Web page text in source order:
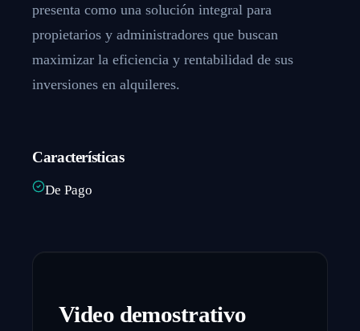
presenta como una solución integral para
propietarios y administradores que buscan
maximizar la eficiencia y rentabilidad de sus
inversiones en alquileres.
Características
De Pago
Video demostrativo